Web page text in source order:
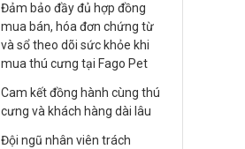
Đảm bảo đầy đủ hợp đồng
mua bán, hóa đơn chứng từ
và sổ theo dõi sức khỏe khi
mua thú cưng tại Fago Pet
Cam kết đồng hành cùng thú
cưng và khách hàng dài lâu
Đội ngũ nhân viên trách